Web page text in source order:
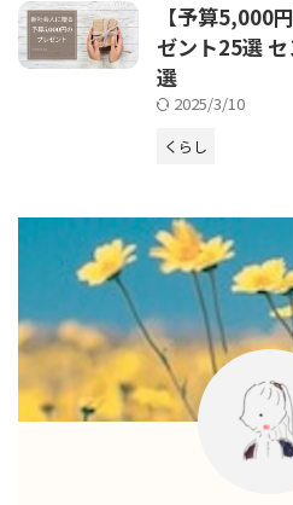
【予算5,000
ゼント25選
選
2025/3/10
くらし